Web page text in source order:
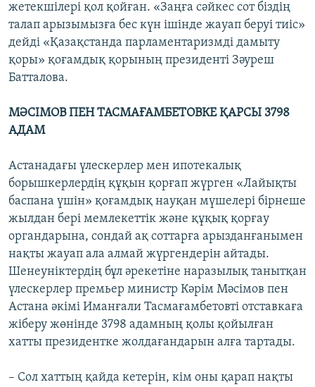
жетекшілері қол қойған. «Заңға сәйкес сот біздің
талап арызымызға бес күн ішінде жауап беруі тиіс»
дейді «Қазақстанда парламентаризмді дамыту
қоры» қоғамдық қорының президенті Зәуреш
Батталова.
МӘСІМОВ ПЕН ТАСМАҒАМБЕТОВКЕ ҚАРСЫ 3798
АДАМ
Астанадағы үлескерлер мен ипотекалық
борышкерлердің құқын қорғап жүрген «Лайықты
баспана үшін» қоғамдық науқан мүшелері бірнеше
жылдан бері мемлекеттік және құқық қорғау
органдарына, сондай ақ соттарға арызданғанымен
нақты жауап ала алмай жүргендерін айтады.
Шенеуніктердің бұл әрекетіне наразылық танытқан
үлескерлер премьер министр Кәрім Мәсімов пен
Астана әкімі Иманғали Тасмағамбетовті отставкаға
жіберу жөнінде 3798 адамның қолы қойылған
хатты президентке жолдағандарын алға тартады.
– Сол хаттың қайда кетерін, кім оны қарап нақты